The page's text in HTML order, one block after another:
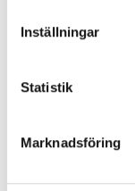
Inställningar
Statistik
Marknadsföring